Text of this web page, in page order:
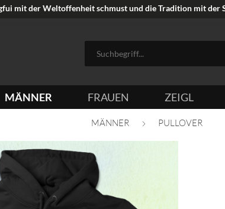
mit der Weltoffenheit schmust und die Tradition mit
MÄNNER FRAUEN ZEIGL
MÄNNER PULLOVER